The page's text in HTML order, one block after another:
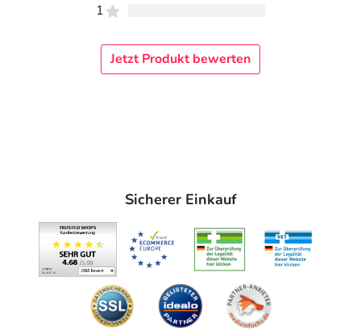
1
Jetzt Produkt bewerten
Sicherer Einkauf